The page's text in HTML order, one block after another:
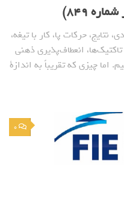
849)
حرکات پا، کار با تیغه،
انعطاف‌پذیری ذهنی
چیزی که تقریباً به اندازة
0